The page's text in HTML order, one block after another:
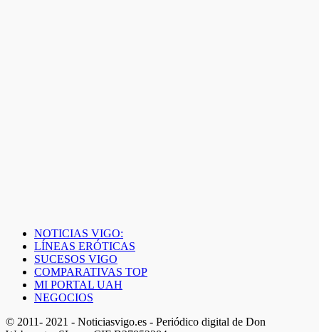
NOTICIAS VIGO:
LÍNEAS ERÓTICAS
SUCESOS VIGO
COMPARATIVAS TOP
MI PORTAL UAH
NEGOCIOS
© 2011- 2021 - Noticiasvigo.es - Periódico digital de Don